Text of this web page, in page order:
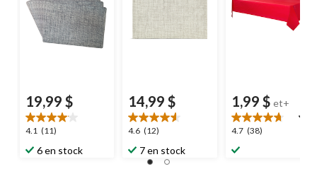
19,99 $
4.1 (11)
4.1
étoile(s)
sur
6 en stock
14,99 $
4.6 (12)
4.6
étoile(s)
sur
7 en stock
ka/fête
d'anniversaire
1,99 $ et+
4.7 (38)
4.7
étoile(s)
sur